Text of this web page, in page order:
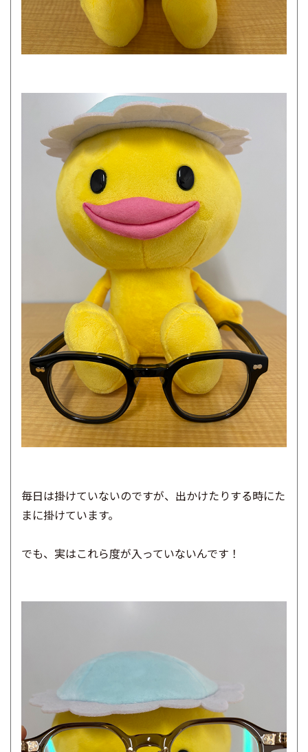
毎日は掛けていないのですが、出かけたりする時にた
まに掛けています。
でも、実はこれら度が入っていないんです！